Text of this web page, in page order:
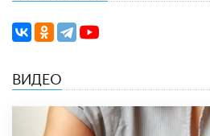
ВИДЕО